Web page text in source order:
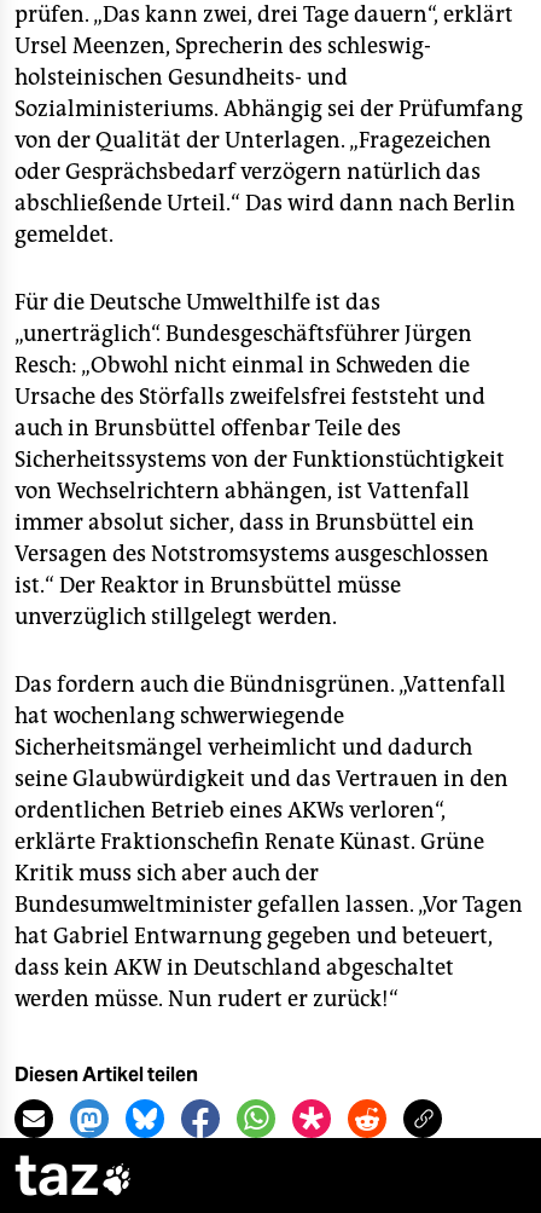
prüfen. „Das kann zwei, drei Tage dauern“, erklärt
Ursel Meenzen, Sprecherin des schleswig-
holsteinischen Gesundheits- und
Sozialministeriums. Abhängig sei der Prüfumfang
von der Qualität der Unterlagen. „Fragezeichen
oder Gesprächsbedarf verzögern natürlich das
abschließende Urteil.“ Das wird dann nach Berlin
gemeldet.
Für die Deutsche Umwelthilfe ist das
„unerträglich“. Bundesgeschäftsführer Jürgen
Resch: „Obwohl nicht einmal in Schweden die
Ursache des Störfalls zweifelsfrei feststeht und
auch in Brunsbüttel offenbar Teile des
Sicherheitssystems von der Funktionstüchtigkeit
von Wechselrichtern abhängen, ist Vattenfall
immer absolut sicher, dass in Brunsbüttel ein
Versagen des Notstromsystems ausgeschlossen
ist.“ Der Reaktor in Brunsbüttel müsse
unverzüglich stillgelegt werden.
Das fordern auch die Bündnisgrünen. „Vattenfall
hat wochenlang schwerwiegende
Sicherheitsmängel verheimlicht und dadurch
seine Glaubwürdigkeit und das Vertrauen in den
ordentlichen Betrieb eines AKWs verloren“,
erklärte Fraktionschefin Renate Künast. Grüne
Kritik muss sich aber auch der
Bundesumweltminister gefallen lassen. „Vor Tagen
hat Gabriel Entwarnung gegeben und beteuert,
dass kein AKW in Deutschland abgeschaltet
werden müsse. Nun rudert er zurück!“
Diesen Artikel teilen
taz